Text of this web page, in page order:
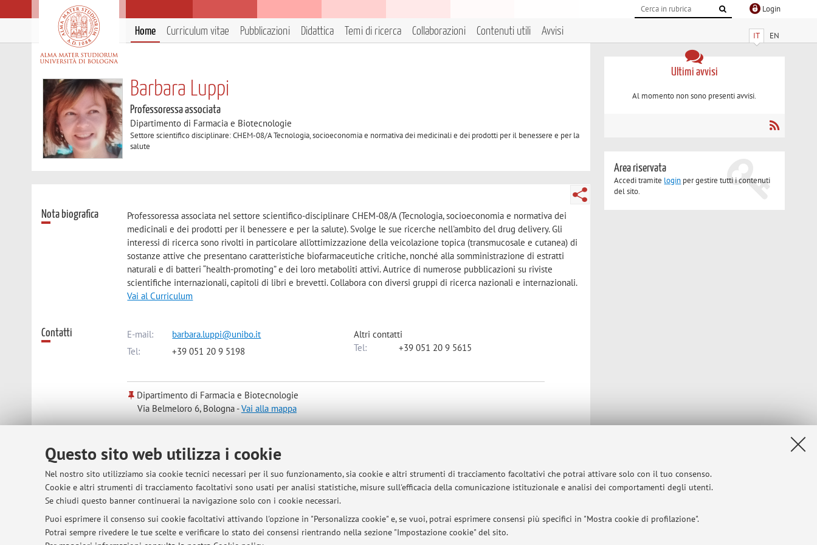
Questo sito web utilizza i cookie
Nel nostro sito utilizziamo sia cookie tecnici necessari per il suo funzionamento, sia cookie e altri strumenti di tracciamento facoltativi che potrai attivare solo con il tuo consenso.
Cookie e altri strumenti di tracciamento facoltativi sono usati per analisi statistiche, misure sull'efficacia della comunicazione istituzionale e analisi dei comportamenti degli utenti.
Se chiudi questo banner continuerai la navigazione solo con i cookie necessari.
Puoi esprimere il consenso sui cookie facoltativi attivando l'opzione in "Personalizza cookie" e, se vuoi, potrai esprimere consensi più specifici in "Mostra cookie di profilazione".
Potrai sempre rivedere le tue scelte e verificare lo stato dei consensi rientrando nella sezione "Impostazione cookie" del sito.
Login
IT EN
Home Curriculum vitae Pubblicazioni Didattica Temi di ricerca Collaborazioni Contenuti utili Avvisi
Barbara Luppi
Professoressa associata
Dipartimento di Farmacia e Biotecnologie
Settore scientifico disciplinare: CHEM-08/A Tecnologia, socioeconomia e normativa dei medicinali e dei prodotti per il benessere e per la
salute
Nota biografica
Professoressa associata nel settore scientifico-disciplinare CHEM-08/A (Tecnologia, socioeconomia e normativa dei
medicinali e dei prodotti per il benessere e per la salute). Svolge le sue ricerche nell'ambito del drug delivery. Gli
interessi di ricerca sono rivolti in particolare all'ottimizzazione della veicolazione topica (transmucosale e cutanea) di
sostanze attive che presentano caratteristiche biofarmaceutiche critiche, nonché alla somministrazione di estratti
naturali e di batteri “health-promoting” e dei loro metaboliti attivi. Autrice di numerose pubblicazioni su riviste
scientifiche internazionali, capitoli di libri e brevetti. Collabora con diversi gruppi di ricerca nazionali e internazionali.
Vai al Curriculum
Contatti E-mail:
barbara.luppi@unibo.it
Tel:
+39 051 20 9 5198
Altri contatti
Tel:
+39 051 20 9 5615
Dipartimento di Farmacia e Biotecnologie
Via Belmeloro 6, Bologna -Vai alla mappa
Risorse in rete ORCID
Orario di ricevimento Ogni martedì 9:00-11:00 previo appuntamento via e-mail (barbara.luppi@unibo.it).
Ultimi avvisi
Al momento non sono presenti avvisi.
Area riservata
Accedi tramite login per gestire tutti i contenuti
del sito.